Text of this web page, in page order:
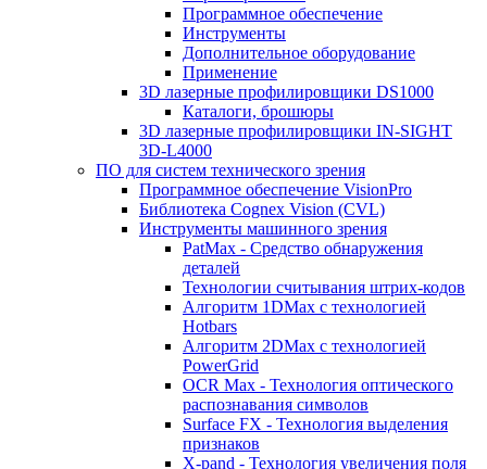
Программное обеспечение
Инструменты
Дополнительное оборудование
Применение
3D лазерные профилировщики DS1000
Каталоги, брошюры
3D лазерные профилировщики IN-SIGHT
3D-L4000
ПО для систем технического зрения
Программное обеспечение VisionPro
Библиотека Cognex Vision (CVL)
Инструменты машинного зрения
PatMax - Средство обнаружения
деталей
Технологии считывания штрих-кодов
Алгоритм 1DMax с технологией
Hotbars
Алгоритм 2DMax с технологией
PowerGrid
OCR Max - Технология оптического
распознавания символов
Surface FX - Технология выделения
признаков
X-pand - Технология увеличения поля